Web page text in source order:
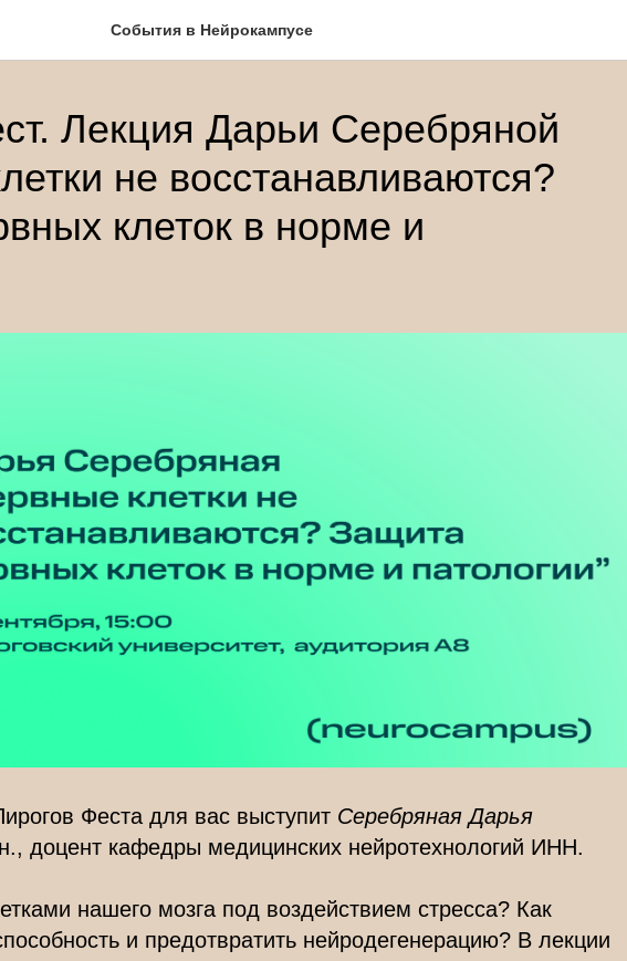
Cобытия в Нейрокампусе
Лекция Дарьи Серебряной
не восстанавливаются?
клеток в норме и
Феста для вас выступит Серебряная Дарья
доцент кафедры медицинских нейротехнологий ИНН.
нашего мозга под воздействием стресса? Как
и предотвратить нейродегенерацию? В лекции